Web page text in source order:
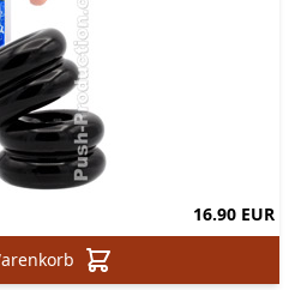
16.90 EUR